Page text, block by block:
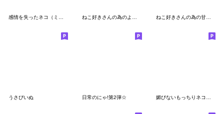
ねこ好きさんの為の甘えん坊スタンプ【２】
うさぴいぬ 日常のにゃ!第2弾☆